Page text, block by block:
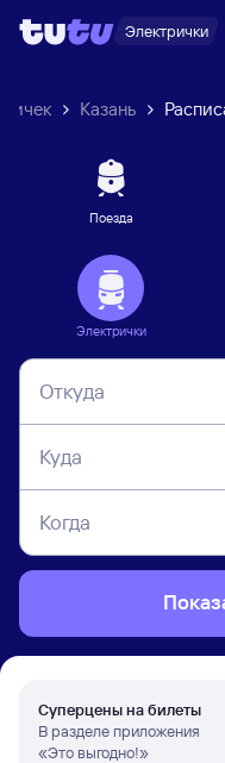
Электрички
Казань
Поезда
Электрички
Откуда
Куда
Когда
Суперцены на билеты
В разделе приложения
«Это выгодно!»